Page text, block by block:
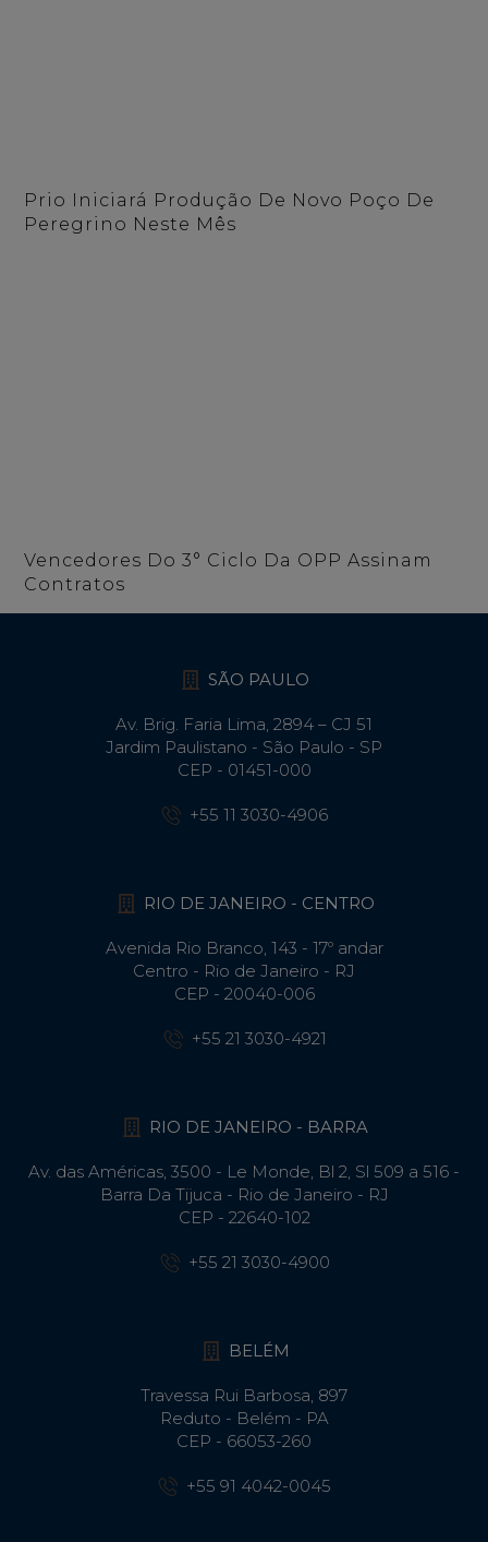
Prio Iniciará Produção De Novo Poço De
Peregrino Neste Mês
Vencedores Do 3° Ciclo Da OPP Assinam
Contratos
SÃO PAULO
Av. Brig. Faria Lima, 2894 – CJ 51
Jardim Paulistano - São Paulo - SP
CEP - 01451-000
+55 11 3030-4906
RIO DE JANEIRO - CENTRO
Avenida Rio Branco, 143 - 17º andar
Centro - Rio de Janeiro - RJ
CEP - 20040-006
+55 21 3030-4921
RIO DE JANEIRO - BARRA
Av. das Américas, 3500 - Le Monde, Bl 2, Sl 509 a 516 -
Barra Da Tijuca - Rio de Janeiro - RJ
CEP - 22640-102​
+55 21 3030-4900
BELÉM
Travessa Rui Barbosa, 897
Reduto - Belém - PA
CEP - 66053-260
+55 91 4042-0045